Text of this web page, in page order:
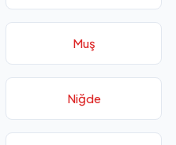
Muş
Niğde